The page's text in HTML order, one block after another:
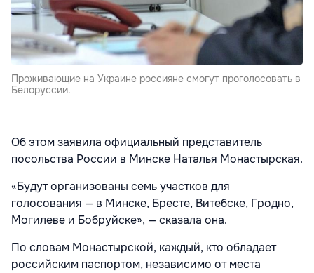
Проживающие на Украине россияне смогут проголосовать в
Белоруссии.
Об этом заявила официальный представитель
посольства России в Минске Наталья Монастырская.
«Будут организованы семь участков для
голосования — в Минске, Бресте, Витебске, Гродно,
Могилеве и Бобруйске», — сказала она.
По словам Монастырской, каждый, кто обладает
российским паспортом, независимо от места